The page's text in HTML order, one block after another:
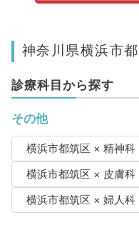
神奈川県横浜市
診療科目から探す
その他
横浜市都筑区 × 精神科
横浜市都筑区 × 皮膚科
横浜市都筑区 × 婦人科